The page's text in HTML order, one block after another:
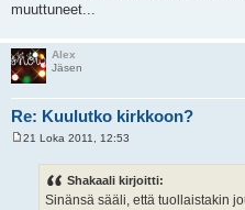
muuttuneet...
Alex
Jäsen
Re: Kuulutko kirkkoon?
21 Loka 2011, 12:53
Shakaali kirjoitti:
Sinänsä sääli, että tuollaistakin